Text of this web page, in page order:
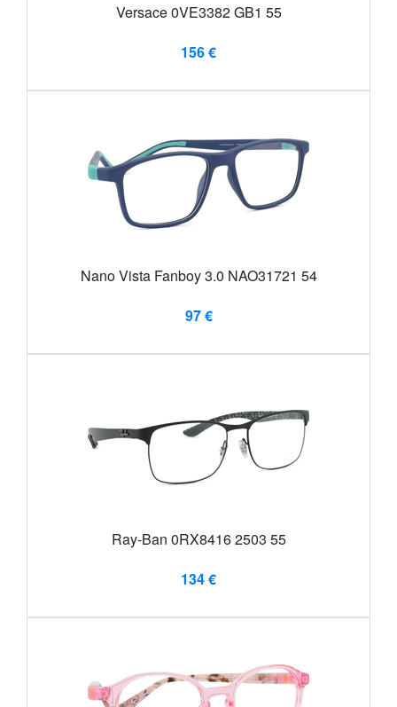
Versace 0VE3382 GB1 55
156 €
Nano Vista Fanboy 3.0 NAO31721 54
97 €
Ray-Ban 0RX8416 2503 55
134 €